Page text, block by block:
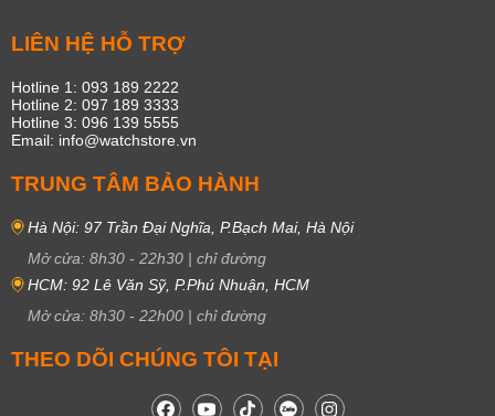
LIÊN HỆ HỖ TRỢ
Hotline 1: 093 189 2222
Hotline 2: 097 189 3333
Hotline 3: 096 139 5555
Email: info@watchstore.vn
TRUNG TÂM BẢO HÀNH
Hà Nội: 97 Trần Đại Nghĩa, P.Bạch Mai, Hà Nội
Mở cửa: 8h30 - 22h30 | chỉ đường
HCM: 92 Lê Văn Sỹ, P.Phú Nhuận, HCM
Mở cửa: 8h30 - 22h00 | chỉ đường
THEO DÕI CHÚNG TÔI TẠI